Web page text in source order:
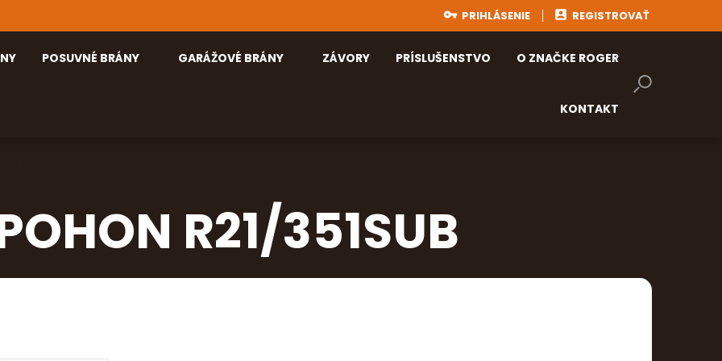
User
account
PRIHLÁSENIE REGISTROVAŤ
POSUVNÉ BRÁNY GARÁŽOVÉ BRÁNY ZÁVORY PRÍSLUŠENSTVO O ZNAČKE ROGER
KONTAKT
R21/351SUB